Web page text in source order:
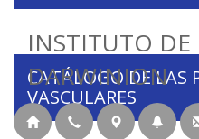
INSTITUTO
DARWINION
CATÁLOGO DE LAS
VASCULARES